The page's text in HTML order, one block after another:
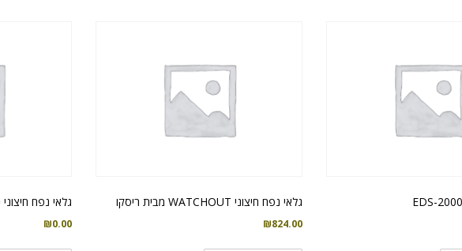
גלאי נפח חיצוני WATCHOUT מבית ריסקו
₪824.00
גלאי נפח חיצוני EDS-3000 TRIO
₪0.00